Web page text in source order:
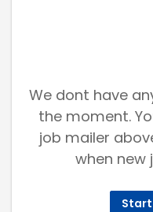
We dont have
the moment.
job mailer
when new
Start